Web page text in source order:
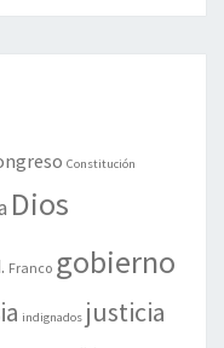
Constitución
Dios
Franco gobierno
indignados justicia